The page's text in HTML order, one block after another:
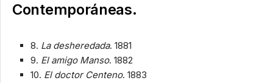
Contemporáneas.
8. La desheredada. 1881
9. El amigo Manso. 1882
10. El doctor Centeno. 1883